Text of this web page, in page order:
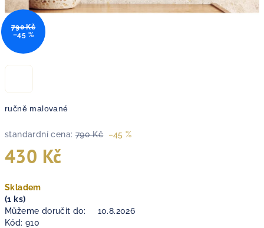
ručně malované
standardní cena: 790 Kč –45 %
430 Kč
cena:
Skladem
(1 ks)
Můžeme doručit do:
10.8.2026
Kód: 910
790 Kč
–45 %